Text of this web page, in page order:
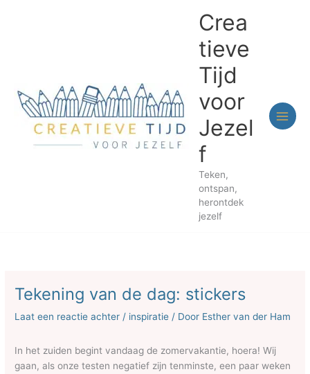
Crea
tieve
Tijd
voor
Jezel
f
Teken,
ontspan,
herontdek
jezelf
Tekening van de dag: stickers
Laat een reactie achter / inspiratie / Door Esther van der Ham
In het zuiden begint vandaag de zomervakantie, hoera! Wij
gaan, als onze testen negatief zijn tenminste, een paar weken